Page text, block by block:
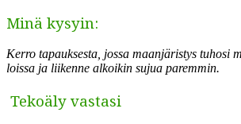
Minä kysyin:
Ker­ro tapauk­ses­ta, jos­sa maan­järistys tuhosi
lois­sa ja liikenne alkoikin sujua paremmin.
Tekoäly vastasi